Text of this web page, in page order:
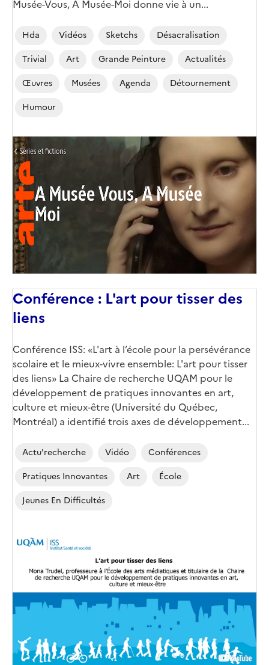
Musée-Vous, A Musée-Moi donne vie à un...
Hda Vidéos Sketchs
Désacralisation
Trivial
Art Grande Peinture
Actualités
Œuvres
Musées Agenda
Détournement
Humour
Conférence : L'art pour tisser des
liens
Conférence ISS: «L'art à l’école pour la persévérance
scolaire et le mieux-vivre ensemble: L'art pour tisser
des liens» La Chaire de recherche UQAM pour le
développement de pratiques innovantes en art,
culture et mieux-être (Université du Québec,
Montréal) a identifié trois axes de développement...
Actu'recherche Vidéo
Conférences
Pratiques Innovantes
Art
École
Jeunes En Difficultés